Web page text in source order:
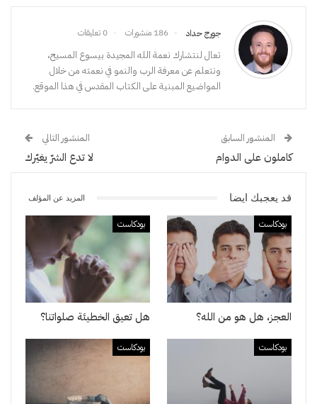
جورج حداد 186 منشورات 0 تعليقات
تعال لنتشارك نعمة الله المجيدة بيسوع المسيح،
ونتعلم عن معرفة الرب والنمو في نعمته من خلال
المواضيع المبنية على الكتاب المقدس في هذا الموقع.
المنشور السابق
كاملون على الدوام
المنشور التالي
لا تدع الشرّ يغيّرك
قد يعجبك ايضا المزيد عن المؤلف
بودكاست
العجز، هل هو من الله؟
بودكاست
هل تعيق الخطيئة صلواتنا؟
بودكاست بودكاست